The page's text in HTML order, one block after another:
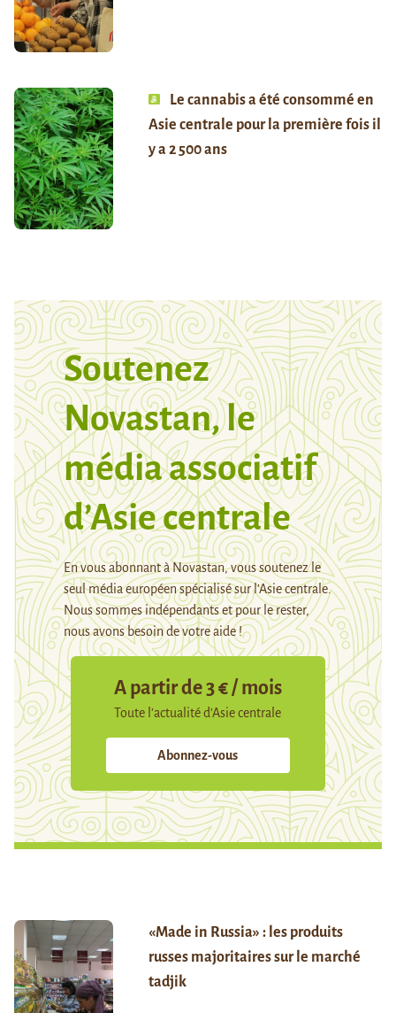
Le cannabis a été consommé en
Asie centrale pour la première fois il
y a 2 500 ans
Soutenez
Novastan, le
média associatif
d’Asie centrale
En vous abonnant à Novastan, vous soutenez le
seul média européen spécialisé sur l’Asie centrale.
Nous sommes indépendants et pour le rester,
nous avons besoin de votre aide !
A partir de 3 € / mois
Toute l’actualité d’Asie centrale
Abonnez-vous
«Made in Russia» : les produits
russes majoritaires sur le marché
tadjik